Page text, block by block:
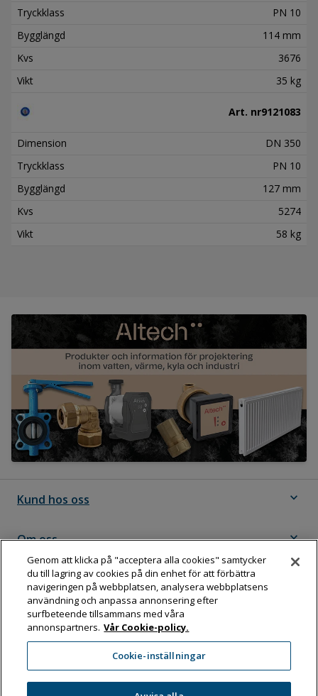
Tryckklass
PN 10
Bygglängd
114 mm
Kvs
3676
Vikt
35 kg
Art. nr9121083
Dimension
DN 350
Tryckklass
PN 10
Bygglängd
127 mm
Kvs
5274
Vikt
58 kg
Kund hos oss expand_more
Om oss expand_more
Följ Dahl
Dahl Sverige AB
Box 11076, 161 11 BROMMA
Tel:08-583 595 00
Genom att klicka på "acceptera alla cookies" samtycker
du till lagring av cookies på din enhet för att förbättra
navigeringen på webbplatsen, analysera webbplatsens
användning och anpassa annonsering efter
surfbeteende tillsammans med våra
annonspartners. Vår Cookie-policy.
Cookie-inställningar